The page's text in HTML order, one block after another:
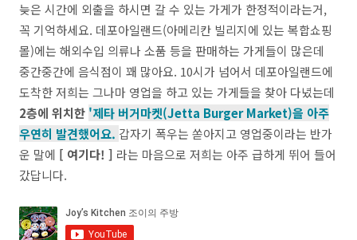
늦은 시간에 외출을 하시면 갈 수 있는 가게가 한정적이라는거,
꼭 기억하세요. 데포아일랜드(아메리칸 빌리지에 있는 복합쇼핑
몰)에는 해외수입 의류나 소품 등을 판매하는 가게들이 많은데
중간중간에 음식점이 꽤 많아요. 10시가 넘어서 데포아일랜드에
도착한 저희는 그나마 영업을 하고 있는 가게들을 찾아 다녔는데
2층에 위치한 '제타 버거마켓(Jetta Burger Market)을 아주
우연히 발견했어요. 갑자기 폭우는 쏟아지고 영업중이라는 반가
운 말에 [ 여기다! ] 라는 마음으로 저희는 아주 급하게 뛰어 들어
갔답니다.